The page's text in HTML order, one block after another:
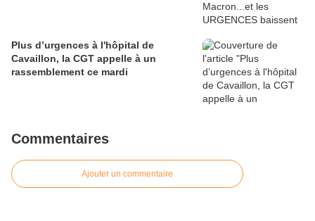
Plus d’urgences à l'hôpital de
Cavaillon, la CGT appelle à un
rassemblement ce mardi
Commentaires
Ajouter un commentaire